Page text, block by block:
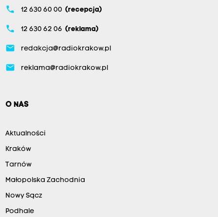
phone 12 630 60 00 (recepcja)
phone 12 630 62 06 (reklama)
email redakcja@radiokrakow.pl
email reklama@radiokrakow.pl
O NAS
Aktualności
Kraków
Tarnów
Małopolska Zachodnia
Nowy Sącz
Podhale